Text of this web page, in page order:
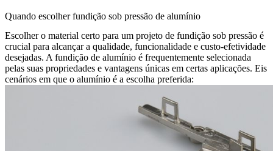
Quando escolher fundição sob pressão de alumínio
Escolher o material certo para um projeto de fundição sob pressão é
crucial para alcançar a qualidade, funcionalidade e custo-efetividade
desejadas. A fundição de alumínio é frequentemente selecionada
pelas suas propriedades e vantagens únicas em certas aplicações. Eis
cenários em que o alumínio é a escolha preferida: